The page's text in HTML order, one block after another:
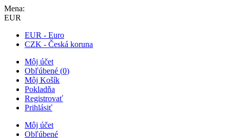
Mena:
EUR
EUR - Euro
CZK - Česká koruna
Môj účet
Obľúbené (0)
Môj Košík
Pokladňa
Registrovať
Prihlásiť
Môj účet
Obľúbené